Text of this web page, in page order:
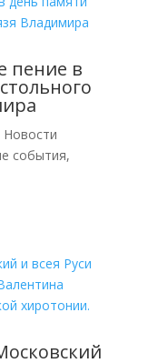
пение в
Новости
события,